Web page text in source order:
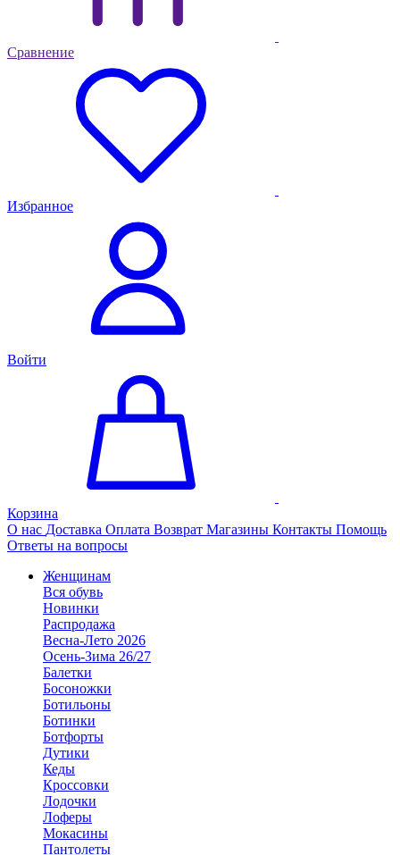
Сравнение
Избранное
Войти
Корзина
О нас Доставка Оплата Возврат Магазины Контакты Помощь
Ответы на вопросы
Женщинам
Вся обувь
Новинки
Распродажа
Весна-Лето 2026
Осень-Зима 26/27
Балетки
Босоножки
Ботильоны
Ботинки
Ботфорты
Дутики
Кеды
Кроссовки
Лодочки
Лоферы
Мокасины
Пантолеты